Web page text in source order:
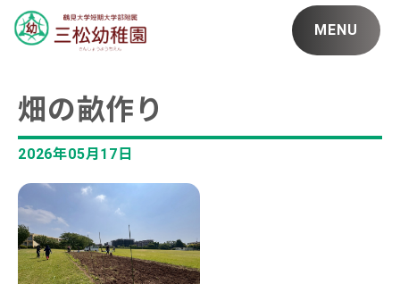
MENU
畑の畝作り
2026年05月17日